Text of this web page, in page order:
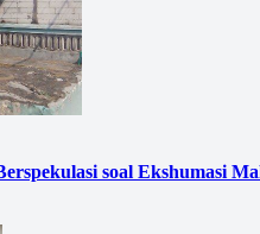
soal Ekshumasi